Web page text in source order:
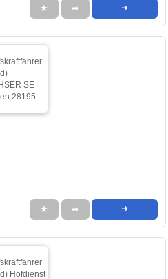
★ ➦ ➜
★ ➦ ➜